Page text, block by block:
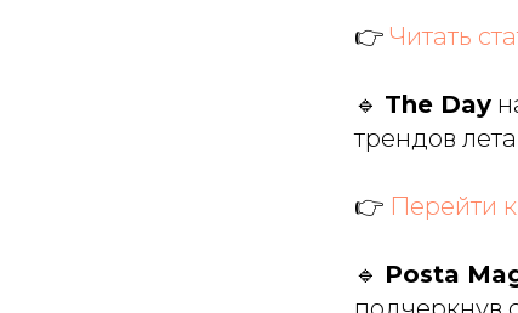
👉 Читать
🔹 The Day
трендов
👉 Перейти
🔹 Posta